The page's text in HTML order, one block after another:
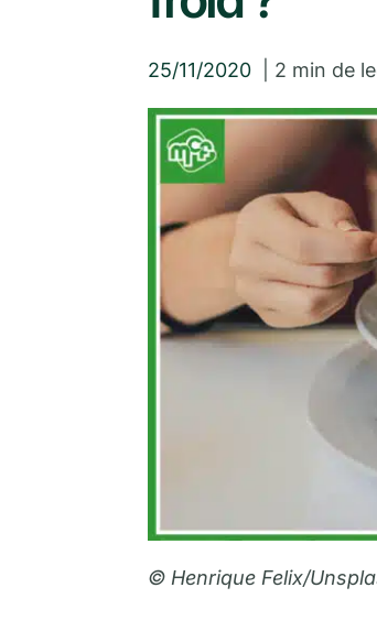
25/11/2020 2 min de
© Henrique Felix/